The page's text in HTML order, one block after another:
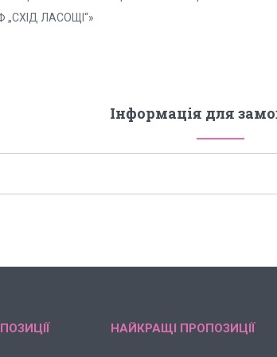
„СХІД ЛАСОЩІ“»
Інформація для
НАЙКРАЩІ ПРОПОЗИЦІЇ